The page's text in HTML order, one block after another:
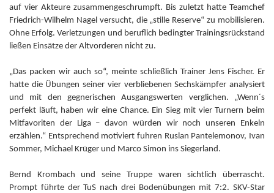
auf vier Akteure zusammengeschrumpft. Bis zuletzt hatte Teamchef
Friedrich-Wilhelm Nagel versucht, die „stille Reserve“ zu mobilisieren.
Ohne Erfolg. Verletzungen und beruflich bedingter Trainingsrückstand
ließen Einsätze der Altvorderen nicht zu.
„Das packen wir auch so“, meinte schließlich Trainer Jens Fischer. Er
hatte die Übungen seiner vier verbliebenen Sechskämpfer analysiert
und mit den gegnerischen Ausgangswerten verglichen. „Wenn´s
perfekt läuft, haben wir eine Chance. Ein Sieg mit vier Turnern beim
Mitfavoriten der Liga – davon würden wir noch unseren Enkeln
erzählen.“ Entsprechend motiviert fuhren Ruslan Pantelemonov, Ivan
Sommer, Michael Krüger und Marco Simon ins Siegerland.
Bernd Krombach und seine Truppe waren sichtlich überrascht.
Prompt führte der TuS nach drei Bodenübungen mit 7:2. SKV-Star